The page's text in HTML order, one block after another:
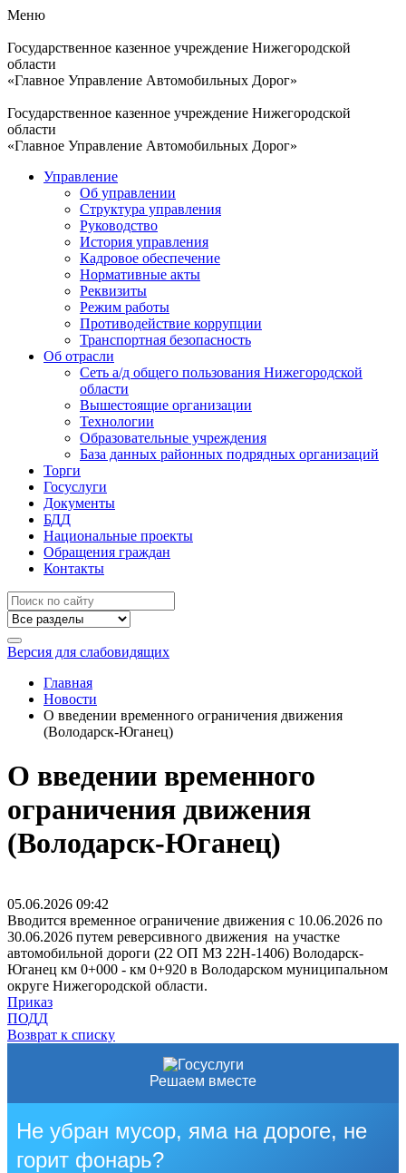
Меню
Государственное казенное учреждение Нижегородской
области
«Главное Управление Автомобильных Дорог»
Государственное казенное учреждение Нижегородской
области
«Главное Управление Автомобильных Дорог»
Управление
Об управлении
Структура управления
Руководство
История управления
Кадровое обеспечение
Нормативные акты
Реквизиты
Режим работы
Противодействие коррупции
Транспортная безопасность
Об отрасли
Сеть а/д общего пользования Нижегородской
области
Вышестоящие организации
Технологии
Образовательные учреждения
База данных районных подрядных организаций
Торги
Госуслуги
Документы
БДД
Национальные проекты
Обращения граждан
Контакты
Версия для слабовидящих
Главная
Новости
О введении временного ограничения движения
(Володарск-Юганец)
О введении временного
ограничения движения
(Володарск-Юганец)
05.06.2026 09:42
Вводится временное ограничение движения с 10.06.2026 по
30.06.2026 путем реверсивного движения на участке
автомобильной дороги (22 ОП МЗ 22Н-1406) Володарск-
Юганец км 0+000 - км 0+920 в Володарском муниципальном
округе Нижегородской области.
Приказ
ПОДД
Возврат к списку
Решаем вместе
Не убран мусор, яма на дороге, не
горит фонарь?